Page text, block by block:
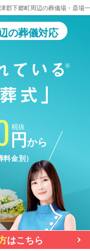
郡下郷町周辺の葬儀場・斎場
の葬儀対応
税抜
円から
金別）
はこちら